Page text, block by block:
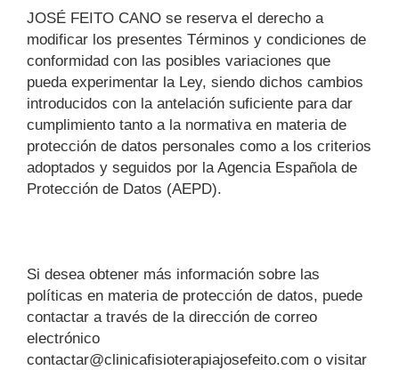
JOSÉ FEITO CANO se reserva el derecho a
modificar los presentes Términos y condiciones de
conformidad con las posibles variaciones que
pueda experimentar la Ley, siendo dichos cambios
introducidos con la antelación suficiente para dar
cumplimiento tanto a la normativa en materia de
protección de datos personales como a los criterios
adoptados y seguidos por la Agencia Española de
Protección de Datos (AEPD).
Si desea obtener más información sobre las
políticas en materia de protección de datos, puede
contactar a través de la dirección de correo
electrónico
contactar@clinicafisioterapiajosefeito.com o visitar